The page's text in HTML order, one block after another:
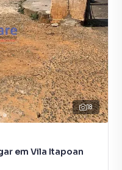
18
em Vila Itapoan